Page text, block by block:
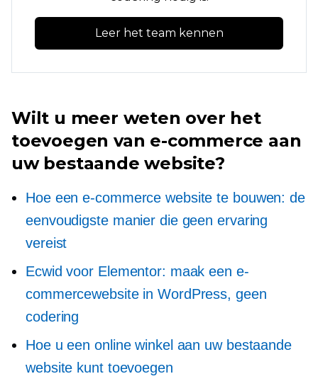
Leer het team kennen
Wilt u meer weten over het
toevoegen van e-commerce aan
uw bestaande website?
Hoe een e-commerce website te bouwen: de
eenvoudigste manier die geen ervaring
vereist
Ecwid voor Elementor: maak een e-
commercewebsite in WordPress, geen
codering
Hoe u een online winkel aan uw bestaande
website kunt toevoegen